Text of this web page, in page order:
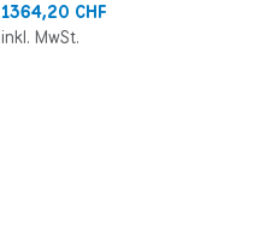
1364,20 CHF
inkl. MwSt.